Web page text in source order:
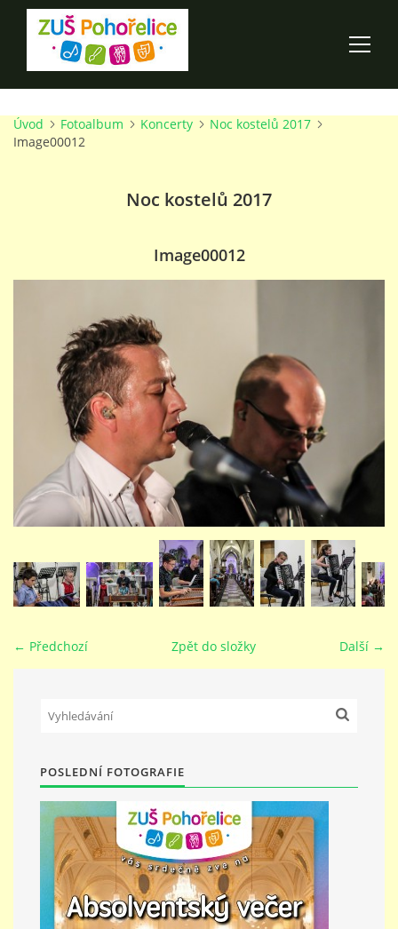
ÚVOD
PRO RODIČE
TALENTOVÉ ZKOUŠKY
STUDIJNÍ OBORY
GALERIE
VIDEA - FILMOVÁ TVORBA
DOKUMENTY / KE STAŽENÍ
KURZY
KONTAKTY
PŘÍMĚSTSKÝ TÁBOR
MISS VÝTVARNÝ MODEL
Úvod Fotoalbum Koncerty
Noc kostelů 2017
Image00012
Noc kostelů 2017
Image00012
← Předchozí Další →
Zpět do složky
POSLEDNÍ FOTOGRAFIE